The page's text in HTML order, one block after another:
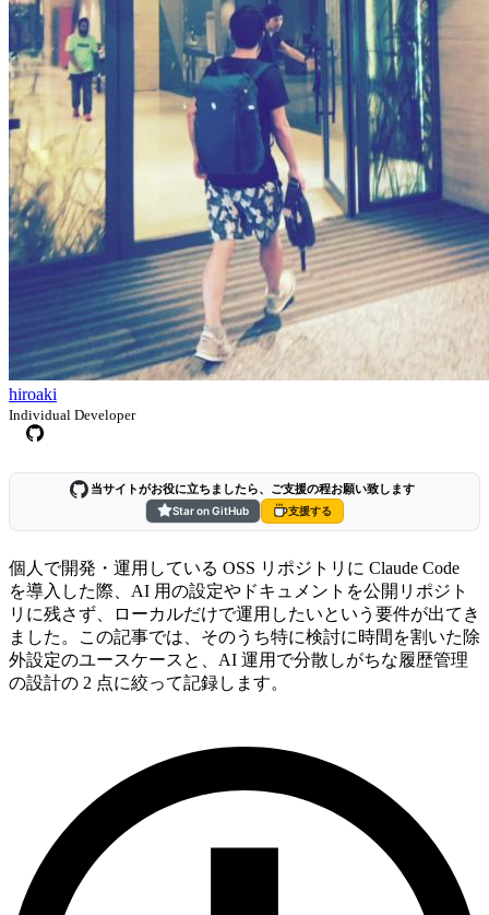
hiroaki
Individual Developer
当サイトがお役に立ちましたら、ご支援の程お願い致します
Star on GitHub
支援する
個人で開発・運用している OSS リポジトリに Claude Code
を導入した際、AI 用の設定やドキュメントを公開リポジト
リに残さず、ローカルだけで運用したいという要件が出てき
ました。この記事では、そのうち特に検討に時間を割いた除
外設定のユースケースと、AI 運用で分散しがちな履歴管理
の設計の 2 点に絞って記録します。